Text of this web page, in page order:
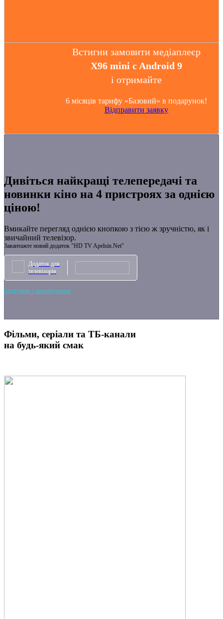
Встигни замовити медіаплеєр
X96 mini c Android 9
і отримайте
6 місяців тарифу «Базовий» в подарунок!
Відправити заявку
Дивіться найкращі телепередачі та
новинки кіно на 4 пристроях за однією
ціною!
Вмикайте перегляд однією кнопкою з тією ж зручністю, як і
звичайний телевізор.
Завантажте новий додаток "HD TV Apelsin.Net"
Додаток для
телевізорів
Інструкція з налаштування
Фільми, серіали та ТБ-канали
на будь-який смак